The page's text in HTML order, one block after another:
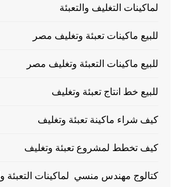
لماكينات التغليف والتعبئة
للبيع ماكينات تعبئة وتغليف مصر
للبيع ماكينات التعبئة وتغليف مصر
للبيع خط انتاج تعبئة وتغليف
كيف شراء ماكينة تعبئة وتغليف
كيف تخطط لمشروع تعبئة وتغليف
كتالوج مهندس منسي لماكينات التعبئة